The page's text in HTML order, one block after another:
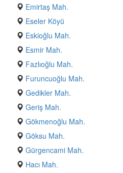
Emirtaş Mah.
Eseler Köyü
Eskioğlu Mah.
Esmir Mah.
Fazlıoğlu Mah.
Furuncuoğlu Mah.
Gedikler Mah.
Geriş Mah.
Gökmenoğlu Mah.
Göksu Mah.
Gürgencami Mah.
Hacı Mah.